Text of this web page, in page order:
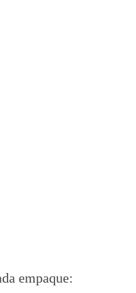
empaque: